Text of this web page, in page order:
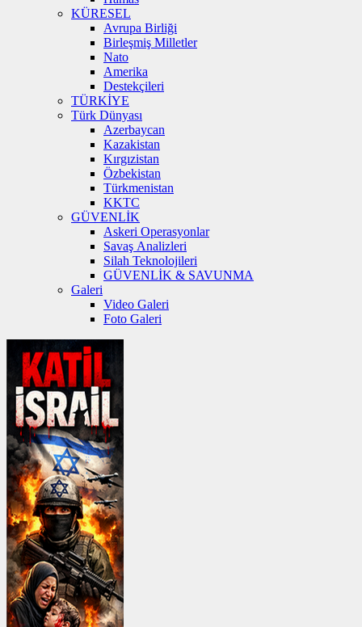
KÜRESEL
Avrupa Birliği
Birleşmiş Milletler
Nato
Amerika
Destekçileri
TÜRKİYE
Türk Dünyası
Azerbaycan
Kazakistan
Kırgızistan
Özbekistan
Türkmenistan
KKTC
GÜVENLİK
Askeri Operasyonlar
Savaş Analizleri
Silah Teknolojileri
GÜVENLİK & SAVUNMA
Galeri
Video Galeri
Foto Galeri